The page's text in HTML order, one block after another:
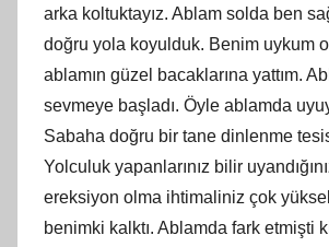
arka koltuktayız. Ablam solda ben
doğru yola koyulduk. Benim uykum
ablamın güzel bacaklarına yattım.
sevmeye başladı. Öyle ablamda
Sabaha doğru bir tane dinlenme
Yolculuk yapanlarınız bilir
ereksiyon olma ihtimaliniz çok
benimki kalktı. Ablamda fark etmişti